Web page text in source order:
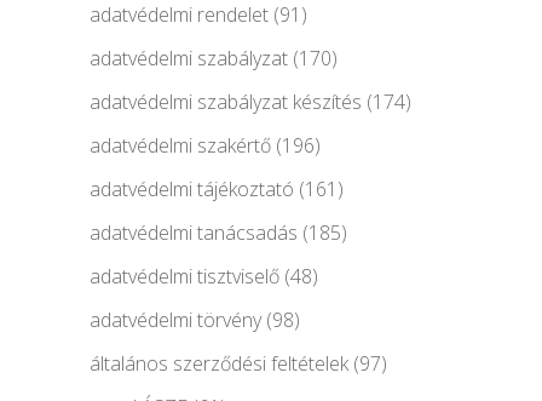
adatvédelmi rendelet (91)
adatvédelmi szabályzat (170)
adatvédelmi szabályzat készítés (174)
adatvédelmi szakértő (196)
adatvédelmi tájékoztató (161)
adatvédelmi tanácsadás (185)
adatvédelmi tisztviselő (48)
adatvédelmi törvény(98)
általános szerződési feltételek(97)